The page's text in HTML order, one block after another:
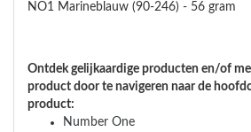
NO1 Marineblauw (90-246) - 56 gram
Ontdek gelijkaardige producten en/of
product door te navigeren naar de
product:
Number One